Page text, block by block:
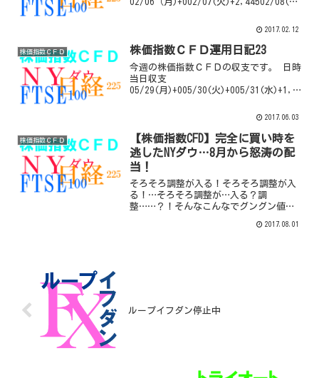
ちゃくちゃ多い2月です。7日に一気に2千
円以上の配当がつきました。NY...
2017.02.12
株価指数ＣＦＤ 株価指数ＣＦＤ運用日記23
今週の株価指数ＣＦＤの収支です。 日時
当日収支
05/29(月)+005/30(火)+005/31(水)+1,95
均も2万円超えを果たし世界の株価は順調
2017.06.03
株価指数ＣＦＤ
【株価指数CFD】完全に買い時を
逃したNYダウ…8月から怒涛の配
当！
そろそろ調整が入る！そろそろ調整が入
る！…そろそろ調整が…入る？調
整……？！そんなこんなでグングン値上
まま8月に突入しました。NYダウ 日足チ
2017.08.01
ループイフダン停止中